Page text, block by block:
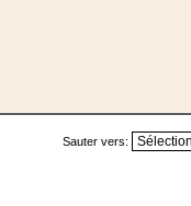
Sauter vers: